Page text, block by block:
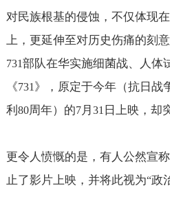
对民族根基的侵蚀，不仅体现
上，更延伸至对历史伤痛的刻
731部队在华实施细菌战、人体
《731 》，原定于今年（抗日战
利 80周年）的7月 31 日上映，却
更令人愤慨的是，有人公然宣
止了影片上映，并将此视为“政